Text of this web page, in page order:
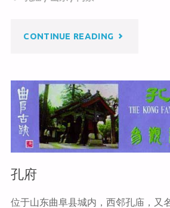
b o
CONTINUE READING"孔
孔府
位于山东曲阜县城内，西邻孔庙，又